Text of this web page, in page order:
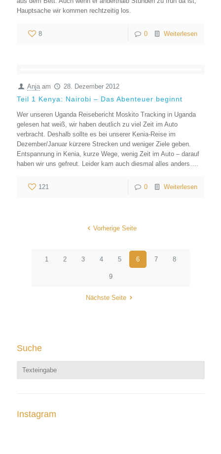
Hauptsache wir kommen rechtzeitig los.
8 0 Weiterlesen
Anja am 28. Dezember 2012
Teil 1 Kenya: Nairobi – Das Abenteuer beginnt
Wer unseren Uganda Reisebericht Moskito Tracking in Uganda
gelesen hat weiß, wir haben deutlich zu viel Zeit im Auto
verbracht. Deshalb sollte es bei unserer Kenia-Reise im
Dezember/Januar kürzere Strecken und weniger Ziele geben.
Entspannung in Kenia, kurze Wege, wenig Zeit im Auto – darauf
haben wir uns gefreut. Leider kam auch diesmal alles anders….
121 0 Weiterlesen
Vorherige Seite
1 2 3 4 5 6 7 8
9
Nächste Seite
Suche
Instagram